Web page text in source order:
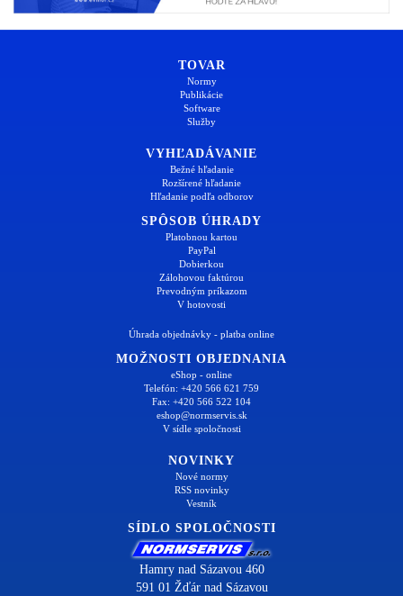
TOVAR
Normy
Publikácie
Software
Služby
VYHĽADÁVANIE
Bežné hľadanie
Rozšírené hľadanie
Hľadanie podľa odborov
SPÔSOB ÚHRADY
Platobnou kartou
PayPal
Dobierkou
Zálohovou faktúrou
Prevodným príkazom
V hotovosti
Úhrada objednávky - platba online
MOŽNOSTI OBJEDNANIA
eShop - online
Telefón: +420 566 621 759
Fax: +420 566 522 104
eshop@normservis.sk
V sídle spoločnosti
NOVINKY
Nové normy
RSS novinky
Vestník
SÍDLO SPOLOČNOSTI
Hamry nad Sázavou 460
591 01 Žďár nad Sázavou